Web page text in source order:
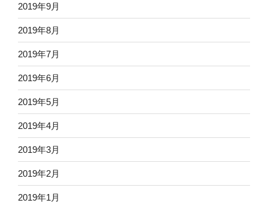
2019年9月
2019年8月
2019年7月
2019年6月
2019年5月
2019年4月
2019年3月
2019年2月
2019年1月